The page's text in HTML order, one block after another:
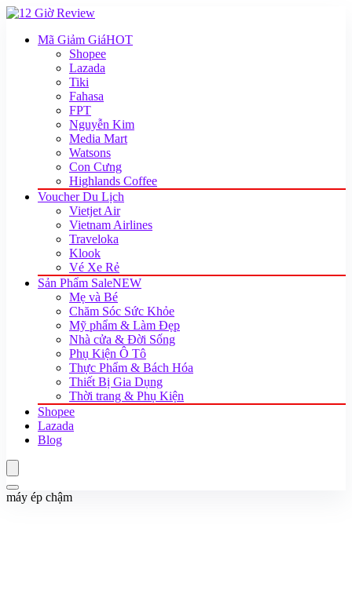
Mã Giảm GiáHOT
Shopee
Lazada
Tiki
Fahasa
FPT
Nguyễn Kim
Media Mart
Watsons
Con Cưng
Highlands Coffee
Voucher Du Lịch
Vietjet Air
Vietnam Airlines
Traveloka
Klook
Vé Xe Rẻ
Sản Phẩm SaleNEW
Mẹ và Bé
Chăm Sóc Sức Khỏe
Mỹ phẩm & Làm Đẹp
Nhà cửa & Đời Sống
Phụ Kiện Ô Tô
Thực Phẩm & Bách Hóa
Thiết Bị Gia Dụng
Thời trang & Phụ Kiện
Shopee
Lazada
Blog
máy ép chậm